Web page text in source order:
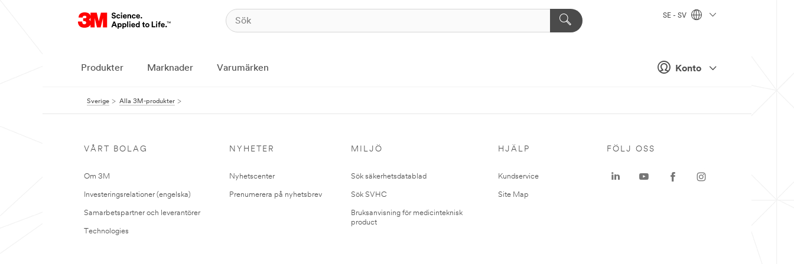
Konto
SE - SV
Produkter Marknader Varumärken
Sverige Alla 3M-produkter
VÅRT BOLAG
Om 3M
Investeringsrelationer (engelska)
Samarbetspartner och leverantörer
Technologies
NYHETER
Nyhetscenter
Prenumerera på nyhetsbrev
MILJÖ
Sök säkerhetsdatablad
Sök SVHC
Bruksanvisning för medicinteknisk
product
HJÄLP
Kundservice
Site Map
FÖLJ OSS